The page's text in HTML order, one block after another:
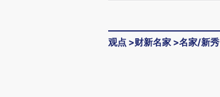
观点 >财新名家 >名家/新秀